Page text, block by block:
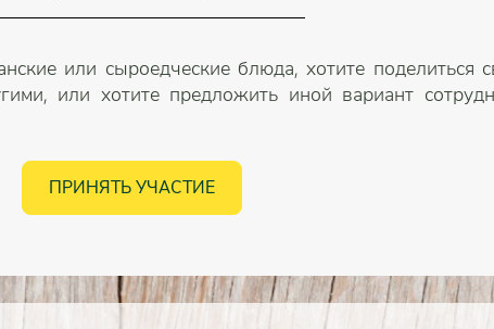
или сыроедческие блюда, хотите поделиться
или хотите предложить иной вариант
ПРИНЯТЬ УЧАСТИЕ